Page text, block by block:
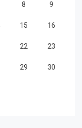
8 9
15 16
22 23
29 30